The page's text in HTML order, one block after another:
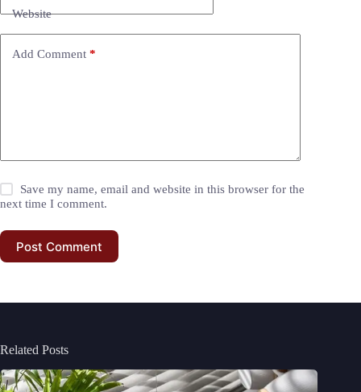
Website
Add Comment *
Save my name, email and website in this browser for the
next time I comment.
Post Comment
Related Posts